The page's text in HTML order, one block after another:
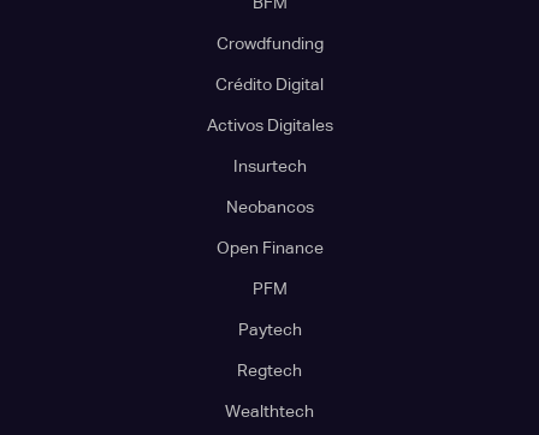
Crowdfunding
Crédito Digital
Activos Digitales
Insurtech
Neobancos
Open Finance
PFM
Paytech
Regtech
Wealthtech